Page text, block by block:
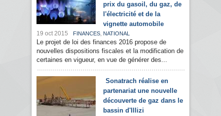
prix du gasoil, du gaz, de
l'électricité et de la
vignette automobile
19 oct 2015 FINANCES, NATIONAL
Le projet de loi des finances 2016 propose de
nouvelles dispositions fiscales et la modification de
certaines en vigueur, en vue de générer des...
Sonatrach réalise en
partenariat une nouvelle
découverte de gaz dans le
bassin d'Illizi